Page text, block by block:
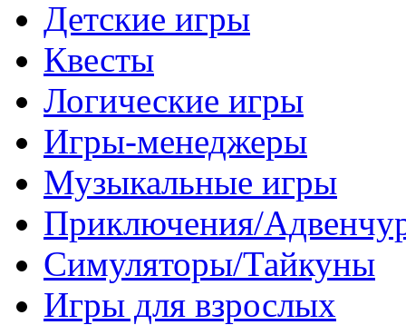
Детские игры
Квесты
Логические игры
Игры-менеджеры
Музыкальные игры
Приключения/
Симуляторы/Тайкуны
Игры для взрослых